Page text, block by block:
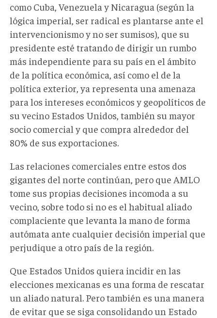
como Cuba, Venezuela y Nicaragua (según la
lógica imperial, ser radical es plantarse ante el
intervencionismo y no ser sumisos), que su
presidente esté tratando de dirigir un rumbo
más independiente para su país en el ámbito
de la política económica, así como el de la
política exterior, ya representa una amenaza
para los intereses económicos y geopolíticos de
su vecino Estados Unidos, también su mayor
socio comercial y que compra alrededor del
80% de sus exportaciones.
Las relaciones comerciales entre estos dos
gigantes del norte continúan, pero que AMLO
tome sus propias decisiones incomoda a su
vecino, sobre todo si no es el habitual aliado
complaciente que levanta la mano de forma
autómata ante cualquier decisión imperial que
perjudique a otro país de la región.
Que Estados Unidos quiera incidir en las
elecciones mexicanas es una forma de rescatar
un aliado natural. Pero también es una manera
de evitar que se siga consolidando un Estado